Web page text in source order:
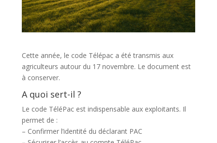
Cette année, le code Télépac a été transmis aux
agriculteurs autour du 17 novembre. Le document est
à conserver.
A quoi sert-il ?
Le code TéléPac est indispensable aux exploitants. Il
permet de :
– Confirmer l’identité du déclarant PAC